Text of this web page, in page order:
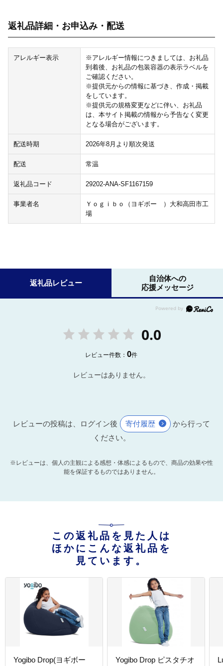
返礼品詳細・お申込み・配送
アレルギー表示
※アレルギー情報につきましては、お礼品
到着後、お礼品の包装容器の表示ラベルを
ご確認ください。
※提供元からの情報に基づき、作成・掲載
をしています。
※提供元の規格変更などに伴い、お礼品
は、本サイト掲載の情報から予告なく変更
となる場合がございます。
配送時期 2026年8月より順次発送
配送 常温
返礼品コード 29202-ANA-SF1167159
事業者名
Ｙｏｇｉｂｏ（ヨギボー ）大和高田市工
場
返礼品レビュー
自治体への
応援メッセージ
0.0
レビュー件数：0件
レビューはありません。
レビューの投稿は、ログイン後 寄付履歴
から行って
ください。
※レビューは、個人の主観による感想・体感によるもので、商品の効果や性
能を保証するものではありません。
この返礼品を見た人は
ほかにこんな返礼品を
見ています。
Yogibo Drop(ヨギボー
Yogibo Drop ピスタチオ